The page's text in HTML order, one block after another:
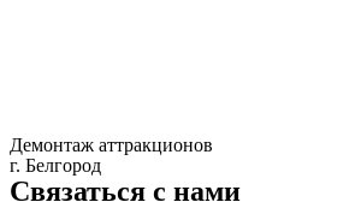
Демонтаж аттракционов
г. Белгород
Связаться с нами